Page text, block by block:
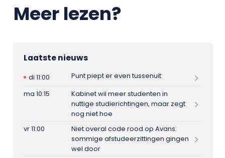
Meer lezen?
Laatste nieuws
di 11:00
Punt piept er even tussenuit
ma 10:15
Kabinet wil meer studenten in
nuttige studierichtingen, maar zegt
nog niet hoe
vr 11:00
Niet overal code rood op Avans:
sommige afstudeerzittingen gingen
wel door